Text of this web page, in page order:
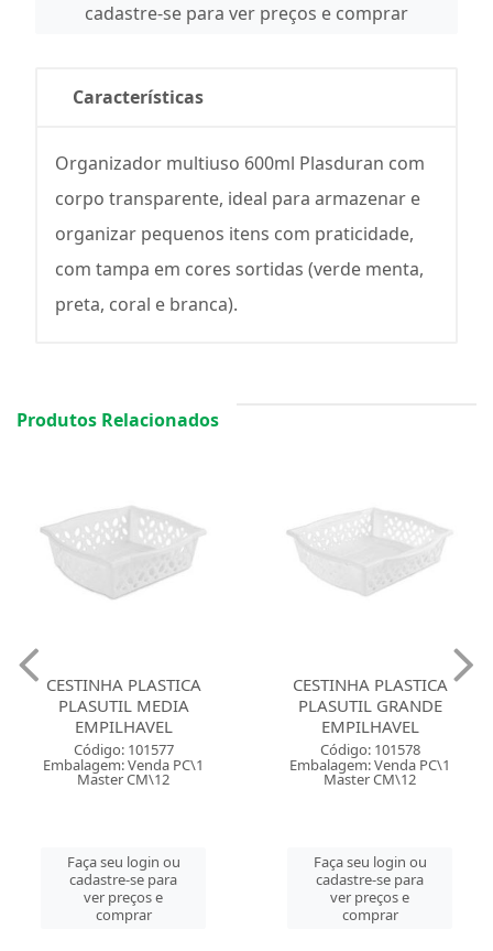
cadastre-se para ver preços e comprar
Características
Organizador multiuso 600ml Plasduran com
corpo transparente, ideal para armazenar e
organizar pequenos itens com praticidade,
com tampa em cores sortidas (verde menta,
preta, coral e branca).
Produtos Relacionados
CESTINHA PLASTICA
PLASUTIL MEDIA
EMPILHAVEL
Código: 101577
Embalagem: Venda PC\1
Master CM\12
Faça seu login ou
cadastre-se para
ver preços e
comprar
CESTINHA PLASTICA
PLASUTIL GRANDE
EMPILHAVEL
Código: 101578
Embalagem: Venda PC\1
Master CM\12
Faça seu login ou
cadastre-se para
ver preços e
comprar